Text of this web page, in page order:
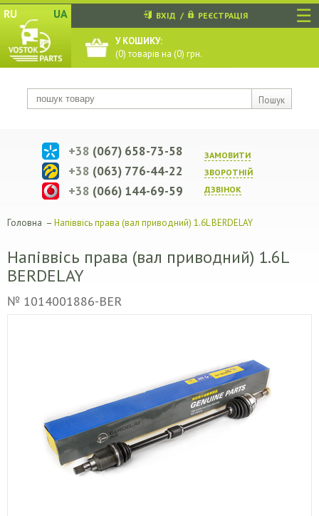
☰
RU UA
Пошук
ВХІД / РЕЄСТРАЦІЯ
У КОШИКУ:
(0) товарів на (0) грн.
ЗАМОВИТИ
ЗВОРОТНIЙ
ДЗВIНОК
+38 (067) 658-73-58
+38 (063) 776-44-22
+38 (066) 144-69-59
Головна – Напіввісь права (вал приводний) 1.6L BERDELAY
Напіввісь права (вал приводний) 1.6L
BERDELAY
№ 1014001886-BER